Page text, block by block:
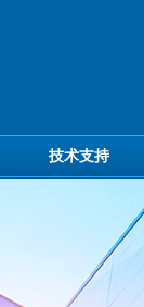
技术支持